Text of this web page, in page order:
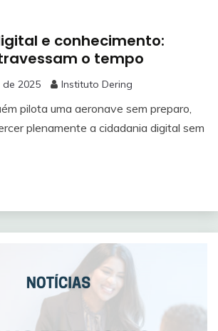
e conhecimento:
o tempo
2025 Instituto Dering
pilota uma aeronave sem preparo,
plenamente a cidadania digital sem